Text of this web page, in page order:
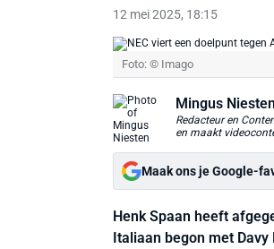
12 mei 2025, 18:15
Foto: © Imago
Mingus Niesten
Redacteur en
en maakt
Maak ons je Google-
Henk Spaan heeft
Italiaan begon met